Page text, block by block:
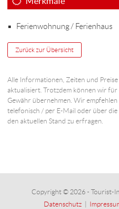
Ferienwohnung / Ferienhaus
Zurück zur Übersicht
Alle Informationen, Zeiten und
aktualisiert. Trotzdem können wir
Gewähr übernehmen. Wir
telefonisch / per E-Mail oder über
den aktuellen Stand zu erfragen.
Copyright © 2026 - Tourist-
Datenschutz